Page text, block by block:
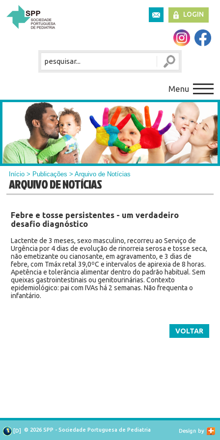
LOGIN
Menu
Início > Publicações > Arquivo de Notícias
ARQUIVO DE NOTÍCIAS
Febre e tosse persistentes - um verdadeiro
desafio diagnóstico
Lactente de 3 meses, sexo masculino, recorreu ao Serviço de
Urgência por 4 dias de evolução de rinorreia serosa e tosse seca,
não emetizante ou cianosante, em agravamento, e 3 dias de
febre, com Tmáx retal 39,0ºC e intervalos de apirexia de 8 horas.
Apetência e tolerância alimentar dentro do padrão habitual. Sem
queixas gastrointestinais ou genitourinárias. Contexto
epidemiológico: pai com IVAs há 2 semanas. Não frequenta o
infantário.
VOLTAR
[D] © 2026 SPP - Sociedade Portuguesa de Pediatria